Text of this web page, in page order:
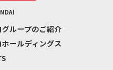
ループのご紹介
ールディングス